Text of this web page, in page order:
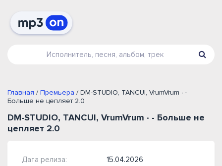
Главная / Премьера / DM-STUDIO, TANCUI, VrumVrum ∙ -
Больше не цепляет 2.0
DM-STUDIO, TANCUI, VrumVrum ∙ - Больше не
цепляет 2.0
Дата релиза: 15.04.2026